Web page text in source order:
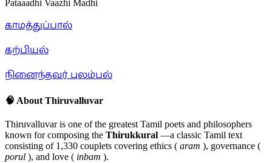
Pataaadhi Vaazhi Madhi
காமத்துப்பால்
கற்பியல்
நினைந்தவர் புலம்பல்
🧠 About Thiruvalluvar
Thiruvalluvar is one of the greatest Tamil poets and philosophers
known for composing the Thirukkural —a classic Tamil text
consisting of 1,330 couplets covering ethics ( aram ), governance (
porul ), and love ( inbam ).